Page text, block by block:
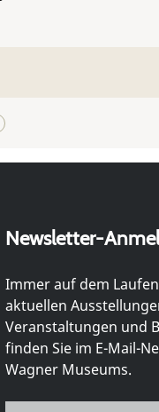
Newsletter-
Immer auf dem
aktuellen
Veranstaltungen und
finden Sie im E-Mail-
Wagner Museums.